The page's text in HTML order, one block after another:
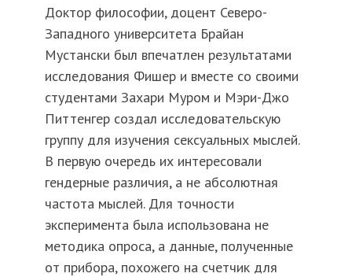
Доктор философии, доцент Северо-
Западного университета Брайан
Мустански был впечатлен результатами
исследования Фишер и вместе со своими
студентами Захари Муром и Мэри-Джо
Питтенгер создал исследовательскую
группу для изучения сексуальных мыслей.
В первую очередь их интересовали
гендерные различия, а не абсолютная
частота мыслей. Для точности
эксперимента была использована не
методика опроса, а данные, полученные
от прибора, похожего на счетчик для